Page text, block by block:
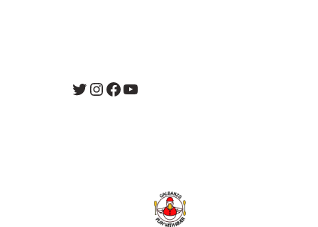
Twitter
Instagram
Facebook
YouTube